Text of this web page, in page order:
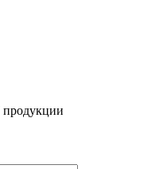
продукции